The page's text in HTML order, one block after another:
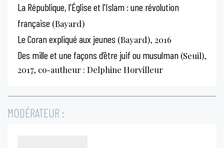
La République, l'Église et l'Islam : une révolution
française (Bayard)
Le Coran expliqué aux jeunes (Bayard), 2016
Des mille et une façons d’être juif ou musulman (Seuil),
2017, co-autheur : Delphine Horvilleur
MODÉRATEUR :